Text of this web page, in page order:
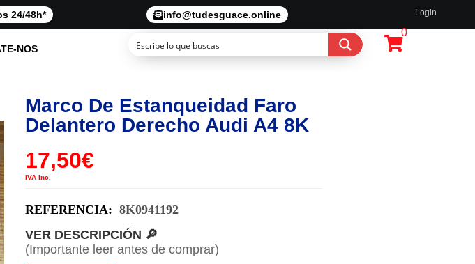
24/48h* info@tudesguace.online Login
NOS
0
Marco De Estanqueidad Faro
Delantero Derecho Audi A4 8K
17,50€
IVA Inc.
REFERENCIA: 8K0941192
VER DESCRIPCIÓN 🔎
(Importante leer antes de comprar)